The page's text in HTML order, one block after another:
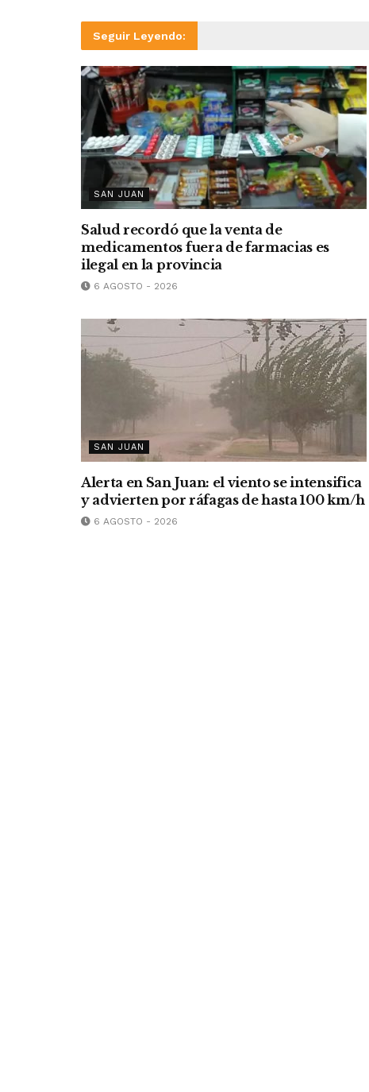
Seguir Leyendo:
SAN JUAN
Salud recordó que la venta de
medicamentos fuera de farmacias es
ilegal en la provincia
6 AGOSTO - 2026
SAN JUAN
Alerta en San Juan: el viento se intensifica
y advierten por ráfagas de hasta 100 km/h
6 AGOSTO - 2026